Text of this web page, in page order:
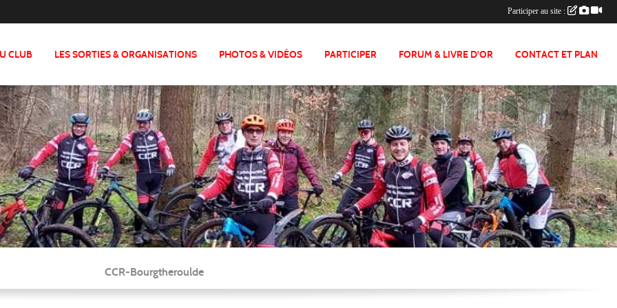
CLUB LES SORTIES & ORGANISATIONS PHOTOS & VIDÉOS PARTICIPER FORUM & LIVRE D'OR CONTACT ET PLAN
CCR-Bourgtheroulde
Participer au site :